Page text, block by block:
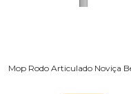
Mop Rodo Articulado Noviça